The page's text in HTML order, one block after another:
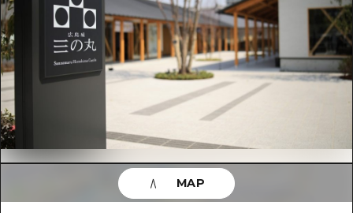
推荐
艺术
活动·庙会
美食·酒水
骑自行车
购物
运动
列表
Dive!Hiroshima官方向导
广岛随意旅行
广岛市内
安艺
答对了
探索
列表
广岛市内
安艺
答對了
美北
活动
应时信息
有用的信息
列表
MAP